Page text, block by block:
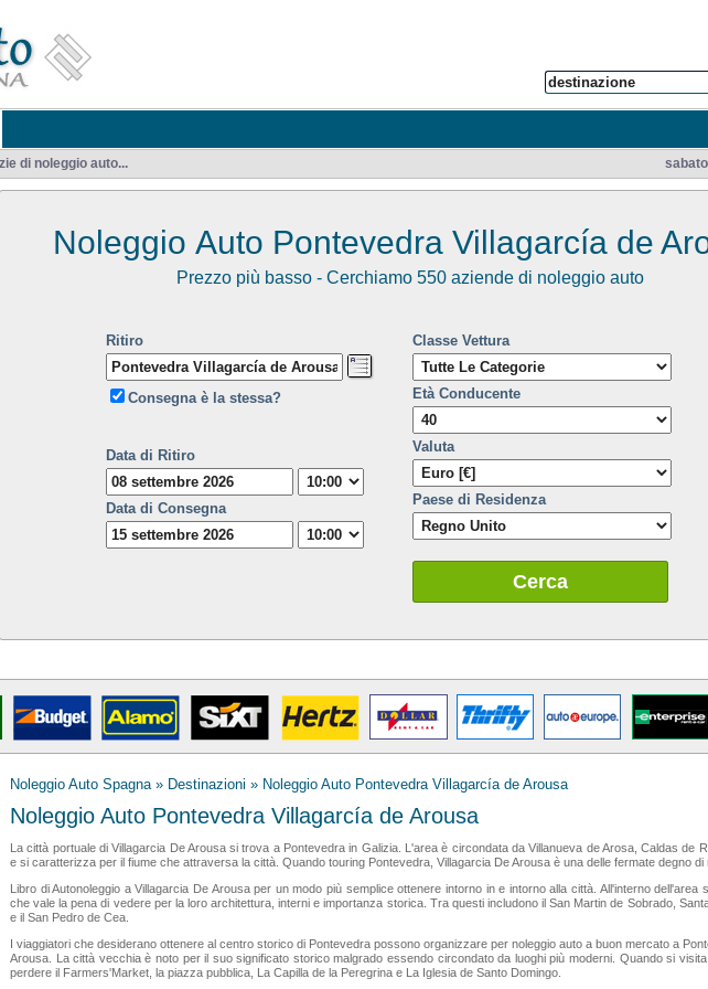
di noleggio auto...
Noleggio Auto Pontevedra Villagarcía de
Prezzo più basso - Cerchiamo 550 aziende di noleggio auto
Ritiro
Consegna è la stessa?
Data di Ritiro
Data di Consegna
Classe Vettura
Età Conducente
Valuta
Paese di Residenza
Cerca
Noleggio Auto Spagna» Destinazioni » Noleggio Auto Pontevedra Villagarcía de Arousa
Noleggio Auto Pontevedra Villagarcía de Arousa
La città portuale di Villagarcia De Arousa si trova a Pontevedra in Galizia. L'area è circondata da Villanueva de Arosa, Caldas de
e si caratterizza per il fiume che attraversa la città. Quando touring Pontevedra, Villagarcia De Arousa è una delle fermate degno di
Libro di Autonoleggio a Villagarcia De Arousa per un modo più semplice ottenere intorno in e intorno alla città. All'interno dell'area
che vale la pena di vedere per la loro architettura, interni e importanza storica. Tra questi includono il San Martin de Sobrado,
e il San Pedro de Cea.
I viaggiatori che desiderano ottenere al centro storico di Pontevedra possono organizzare per noleggio auto a buon mercato a
Arousa. La città vecchia è noto per il suo significato storico malgrado essendo circondato da luoghi più moderni. Quando si
perdere il Farmers'Market, la piazza pubblica, La Capilla de la Peregrina e La Iglesia de Santo Domingo.